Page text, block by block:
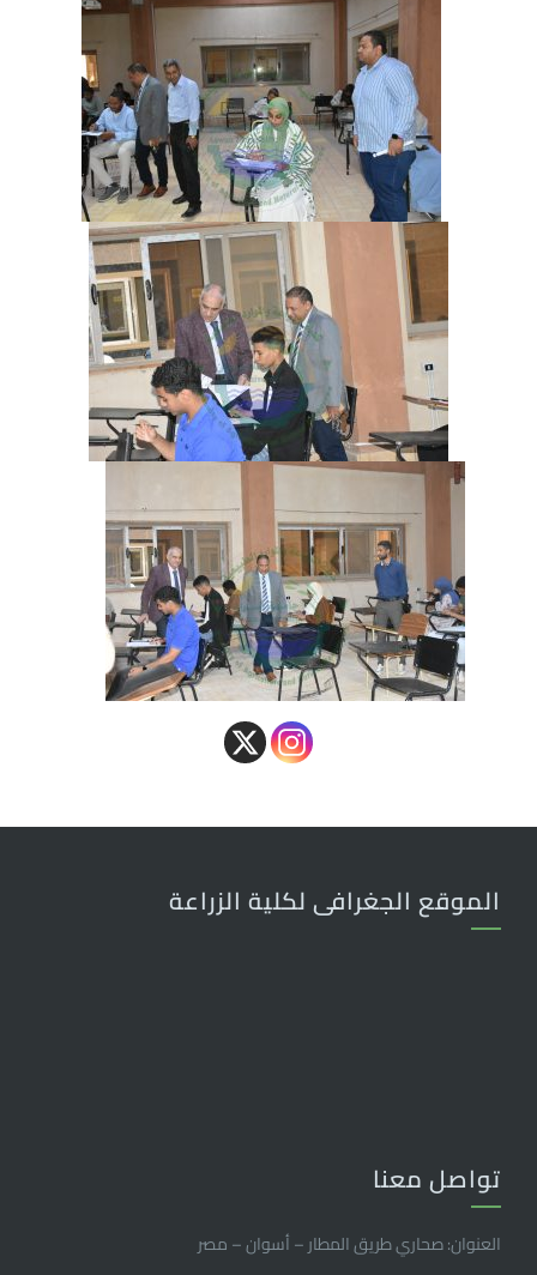
الموقع الجغرافى لكلية الزراعة
تواصل معنا
العنوان: صحاري طريق المطار – أسوان – مصر